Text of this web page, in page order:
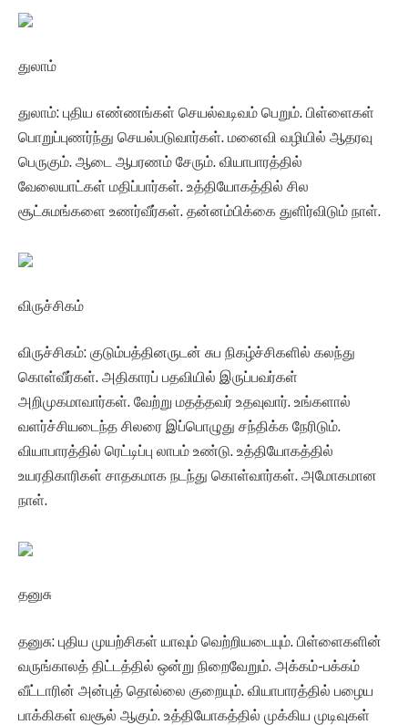
துலாம்
துலாம்: புதிய எண்ணங்கள் செயல்வடிவம் பெறும். பிள்ளைகள்
பொறுப்புணர்ந்து செயல்படுவார்கள். மனைவி வழியில் ஆதரவு
பெருகும். ஆடை ஆபரணம் சேரும். வியாபாரத்தில்
வேலையாட்கள் மதிப்பார்கள். உத்தியோகத்தில் சில
சூட்சுமங்களை உணர்வீர்கள். தன்னம்பிக்கை துளிர்விடும் நாள்.
விருச்சிகம்
விருச்சிகம்: குடும்பத்தினருடன் சுப நிகழ்ச்சிகளில் கலந்து
கொள்வீர்கள். அதிகாரப் பதவியில் இருப்பவர்கள்
அறிமுகமாவார்கள். வேற்று மதத்தவர் உதவுவார். உங்களால்
வளர்ச்சியடைந்த சிலரை இப்பொழுது சந்திக்க நேரிடும்.
வியாபாரத்தில் ரெட்டிப்பு லாபம் உண்டு. உத்தியோகத்தில்
உயரதிகாரிகள் சாதகமாக நடந்து கொள்வார்கள். அமோகமான
நாள்.
தனுசு
தனுசு: புதிய முயற்சிகள் யாவும் வெற்றியடையும். பிள்ளைகளின்
வருங்காலத் திட்டத்தில் ஒன்று நிறைவேறும். அக்கம்-பக்கம்
வீட்டாரின் அன்புத் தொல்லை குறையும். வியாபாரத்தில் பழைய
பாக்கிகள் வசூல் ஆகும். உத்தியோகத்தில் முக்கிய முடிவுகள்